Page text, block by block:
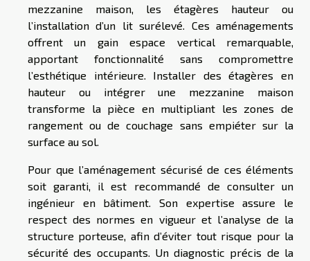
mezzanine maison, les étagères hauteur ou
l’installation d’un lit surélevé. Ces aménagements
offrent un gain espace vertical remarquable,
apportant fonctionnalité sans compromettre
l’esthétique intérieure. Installer des étagères en
hauteur ou intégrer une mezzanine maison
transforme la pièce en multipliant les zones de
rangement ou de couchage sans empiéter sur la
surface au sol.
Pour que l’aménagement sécurisé de ces éléments
soit garanti, il est recommandé de consulter un
ingénieur en bâtiment. Son expertise assure le
respect des normes en vigueur et l’analyse de la
structure porteuse, afin d’éviter tout risque pour la
sécurité des occupants. Un diagnostic précis de la